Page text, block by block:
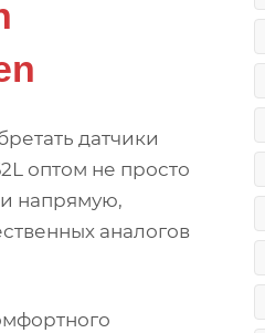
датчики
оптом не просто
напрямую,
аналогов